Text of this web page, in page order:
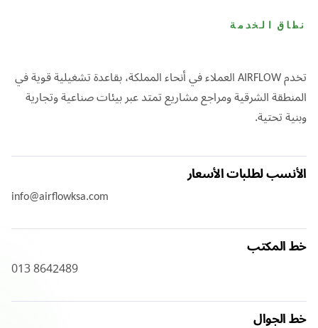
نطاق الخدمة
تخدم AIRFLOW العملاء في أنحاء المملكة، بقاعدة تشغيلية قوية في
المنطقة الشرقية ومراجع مشاريع تمتد عبر بيئات صناعية وتجارية
وبنية تحتية.
الأنسب لطلبات الأسعار
info@airflowksa.com
خط المكتب
013 8642489
خط الجوال